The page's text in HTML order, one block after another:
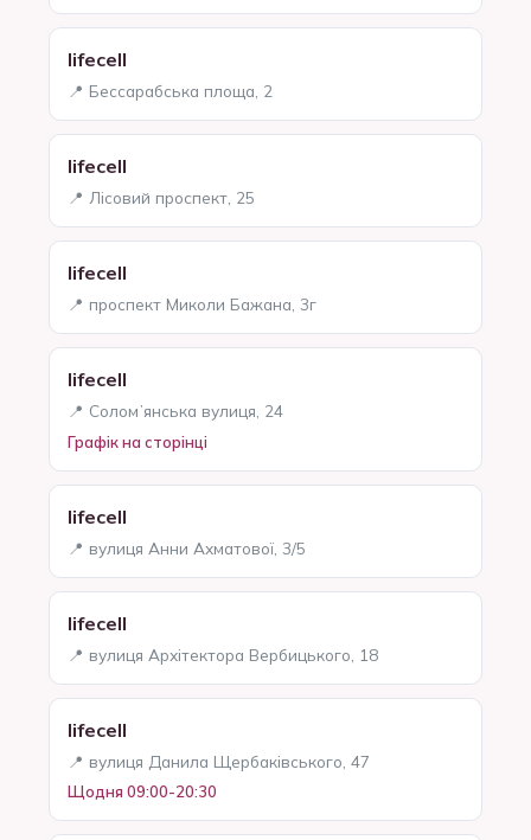
lifecell
📍 Бессарабська площа, 2
lifecell
📍 Лісовий проспект, 25
lifecell
📍 проспект Миколи Бажана, 3г
lifecell
📍 Соломʼянська вулиця, 24
Графік на сторінці
lifecell
📍 вулиця Анни Ахматової, 3/5
lifecell
📍 вулиця Архітектора Вербицького, 18
lifecell
📍 вулиця Данила Щербаківського, 47
Щодня 09:00-20:30